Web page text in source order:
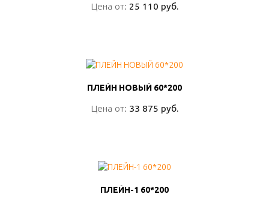
Цена от: 25 110 руб.
Цена от: 25 110 руб.
ПЛЕЙН НОВЫЙ 60*200
Цена от: 33 875 руб.
ПЛЕЙН НОВЫЙ 60*200
Цена от: 33 875 руб.
ПЛЕЙН-1 60*200
ПЛЕЙН-1 60*200